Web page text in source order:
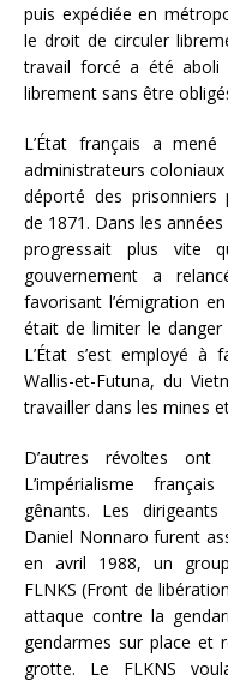
puis expédiée en
le droit de circuler
travail forcé a été aboli
librement sans être
L’État français a
administrateurs
déporté des prisonniers
de 1871. Dans les
progressait plus vite
gouvernement a
favorisant l’émigration
était de limiter le danger
L’État s’est employé à
Wallis-et-Futuna, du
travailler dans les mines
D’autres révoltes
L’impérialisme
gênants. Les
Daniel Nonnaro furent
en avril 1988, un
FLNKS (Front de
attaque contre la
gendarmes sur place et
grotte. Le FLKNS